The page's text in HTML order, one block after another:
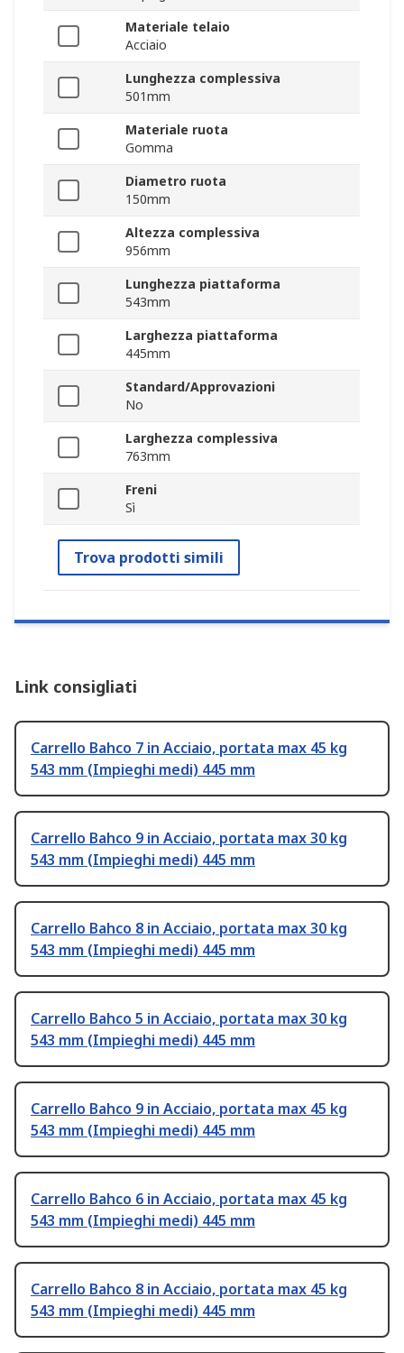
Materiale telaio
Acciaio
Lunghezza complessiva
501mm
Materiale ruota
Gomma
Diametro ruota
150mm
Altezza complessiva
956mm
Lunghezza piattaforma
543mm
Larghezza piattaforma
445mm
Standard/Approvazioni
No
Larghezza complessiva
763mm
Freni
Sì
Trova prodotti simili
Link consigliati
Carrello Bahco 7 in Acciaio, portata max 45 kg
543 mm (Impieghi medi) 445 mm
Carrello Bahco 9 in Acciaio, portata max 30 kg
543 mm (Impieghi medi) 445 mm
Carrello Bahco 8 in Acciaio, portata max 30 kg
543 mm (Impieghi medi) 445 mm
Carrello Bahco 5 in Acciaio, portata max 30 kg
543 mm (Impieghi medi) 445 mm
Carrello Bahco 9 in Acciaio, portata max 45 kg
543 mm (Impieghi medi) 445 mm
Carrello Bahco 6 in Acciaio, portata max 45 kg
543 mm (Impieghi medi) 445 mm
Carrello Bahco 8 in Acciaio, portata max 45 kg
543 mm (Impieghi medi) 445 mm